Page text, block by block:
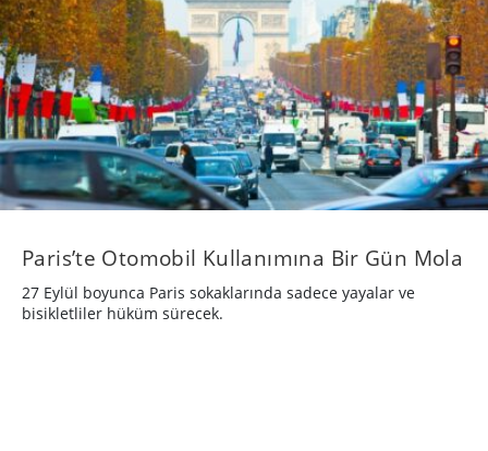
Paris’te Otomobil Kullanımına Bir Gün Mola
27 Eylül boyunca Paris sokaklarında sadece yayalar ve
bisikletliler hüküm sürecek.